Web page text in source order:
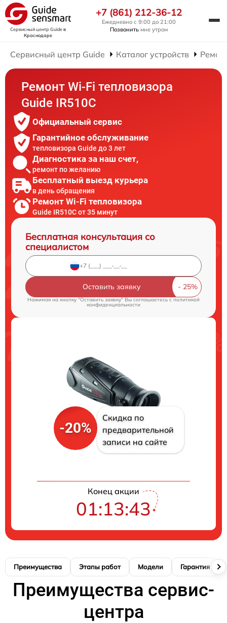
Сервисный центр Guideв
Краснодаре
+7 (861) 212-36-12
Ежедневно с 9:00 до 21:00
Позвонить мне утром
Сервисный центр Guide Каталог устройств
Ремонт Wi-Fi тепловизора
Guide IR510C
Официальный сервис
Гарантийное обслуживание
тепловизора Guide до 3 лет
Диагностика за наш счет,
ремонт по желанию
Бесплатный выезд курьера
в день обращения
Ремонт Wi-Fi тепловизора
Guide IR510C от 35 минут
Бесплатная консультация со
специалистом
Оставить заявку
Нажимая на кнопку "Оставить заявку" Вы соглашаетесь cполитикой
конфиденциальности
-20%
Скидка по
предварительной
записи на сайте
Конец акции
01:13:42
Преимущества Этапы работ Модели Гарантия
Преимущества сервис-
центра